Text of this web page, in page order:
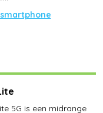
5G is een midrange